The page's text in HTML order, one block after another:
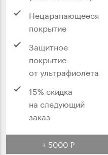
Нецарапающееся
покрытие
Защитное
покрытие
от ультрафиолета
15% скидка
на следующий
заказ
+ 5000 ₽